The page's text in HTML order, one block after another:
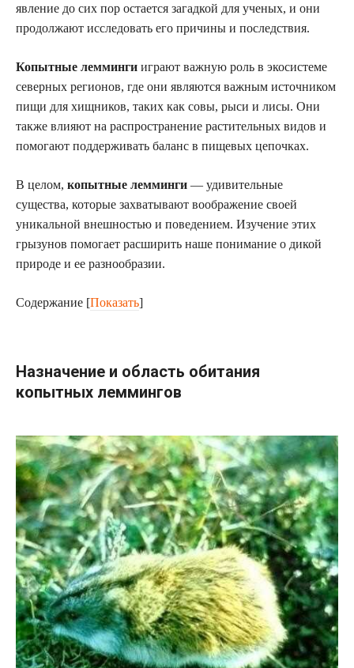
явление до сих пор остается загадкой для ученых, и они
продолжают исследовать его причины и последствия.
Копытные лемминги играют важную роль в экосистеме
северных регионов, где они являются важным источником
пищи для хищников, таких как совы, рыси и лисы. Они
также влияют на распространение растительных видов и
помогают поддерживать баланс в пищевых цепочках.
В целом, копытные лемминги — удивительные
существа, которые захватывают воображение своей
уникальной внешностью и поведением. Изучение этих
грызунов помогает расширить наше понимание о дикой
природе и ее разнообразии.
Содержание [Показать]
Назначение и область обитания
копытных леммингов